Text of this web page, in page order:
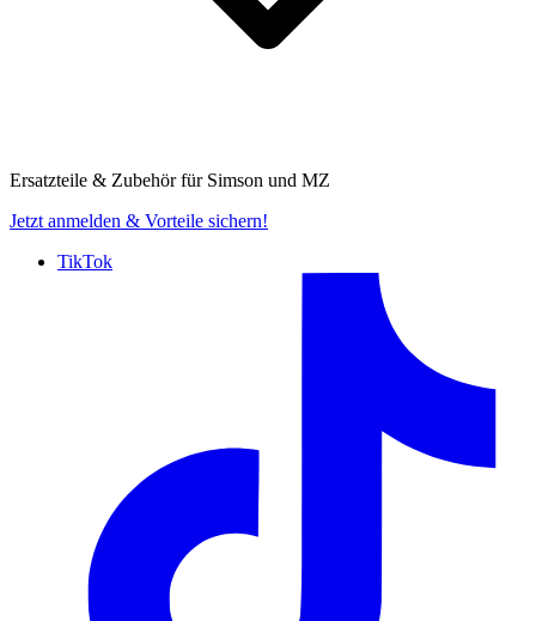
Ersatzteile & Zubehör für Simson und MZ
Jetzt anmelden & Vorteile sichern!
TikTok